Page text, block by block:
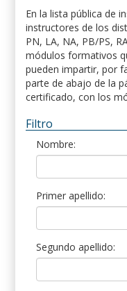
En la lista pública de
instructores de los
PN, LA, NA, PB/PS,
módulos formativos
pueden impartir, por
parte de abajo de la
certificado, con los
Filtro
Nombre:
Primer apellido:
Segundo apellido: